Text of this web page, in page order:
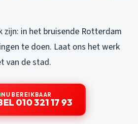
zijn: in het bruisende Rotterdam
te doen. Laat ons het werk
van de stad.
NU BEREIKBAAR
010 321 17 93